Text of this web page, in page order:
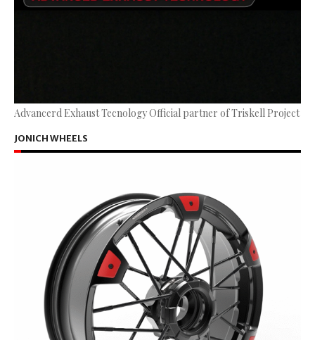
Advancerd Exhaust Tecnology Official partner of Triskell Project
JONICH WHEELS